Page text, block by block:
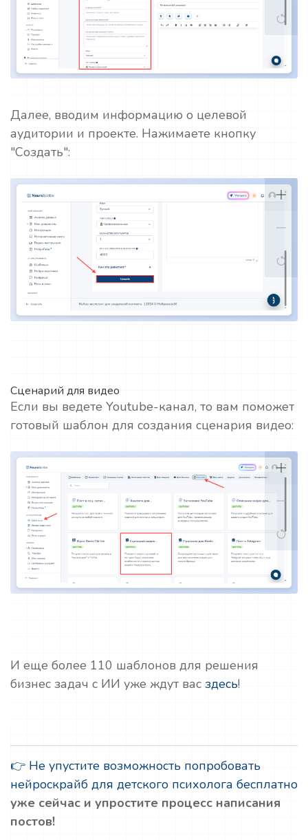
Далее, вводим информацию о целевой
аудитории и проекте. Нажимаете кнопку
"Создать":
Сценарий для видео
Если вы ведете Youtube-канал, то вам поможет
готовый шаблон для создания сценария видео:
И еще более 110 шаблонов для решения
бизнес задач с ИИ уже ждут вас здесь!
👉 Не упустите возможность попробовать
нейроскрайб для детского психолога бесплатно
уже сейчас и упростите процесс написания
постов!